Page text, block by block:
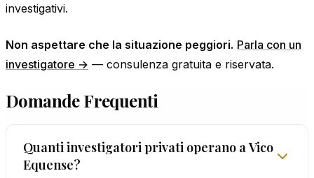
investigativi.
Non aspettare che la situazione peggiori. Parla con un
investigatore → — consulenza gratuita e riservata.
Domande Frequenti
Quanti investigatori privati operano a Vico
Equense?